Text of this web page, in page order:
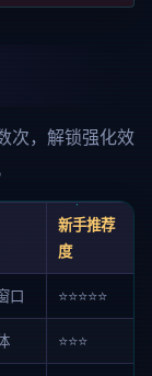
次，解锁强化效
新手推荐
度
口 ⭐⭐⭐⭐⭐
⭐⭐⭐